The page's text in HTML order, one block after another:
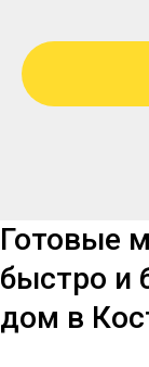
Готовые
быстро и
дом в